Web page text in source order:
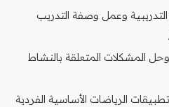
وعمل وصفة التدريب
وحل المشكلات المتعلقة بالنشاط
الرياضات الأساسية الفردية